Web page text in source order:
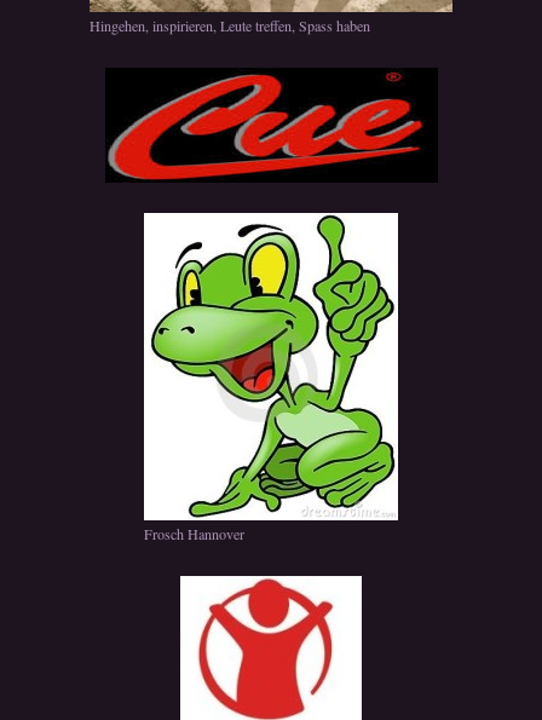
Hingehen, inspirieren, Leute treffen, Spass haben
Frosch Hannover